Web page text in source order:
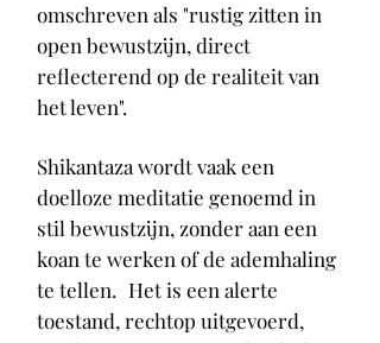
omschreven als "rustig zitten in
open bewustzijn, direct
reflecterend op de realiteit van
het leven".
Shikantaza wordt vaak een
doelloze meditatie genoemd in
stil bewustzijn, zonder aan een
koan te werken of de ademhaling
te tellen. Het is een alerte
toestand, rechtop uitgevoerd,